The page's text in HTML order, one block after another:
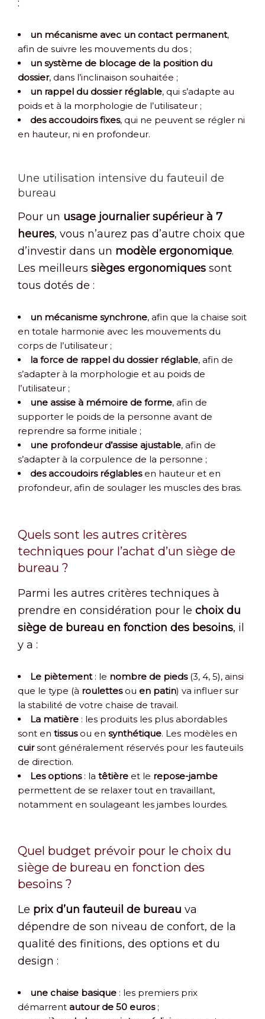
:
un mécanisme avec un contact permanent,
afin de suivre les mouvements du dos ;
un système de blocage de la position du
dossier, dans l’inclinaison souhaitée ;
un rappel du dossier réglable, qui s’adapte au
poids et à la morphologie de l’utilisateur ;
des accoudoirs fixes, qui ne peuvent se régler ni
en hauteur, ni en profondeur.
Une utilisation intensive du fauteuil de
bureau
Pour un usage journalier supérieur à 7
heures, vous n’aurez pas d’autre choix que
d’investir dans un modèle ergonomique.
Les meilleurs sièges ergonomiques sont
tous dotés de :
un mécanisme synchrone, afin que la chaise soit
en totale harmonie avec les mouvements du
corps de l’utilisateur ;
la force de rappel du dossier réglable, afin de
s’adapter à la morphologie et au poids de
l’utilisateur ;
une assise à mémoire de forme, afin de
supporter le poids de la personne avant de
reprendre sa forme initiale ;
une profondeur d’assise ajustable, afin de
s’adapter à la corpulence de la personne ;
des accoudoirs réglablesen hauteur et en
profondeur, afin de soulager les muscles des bras.
Quels sont les autres critères
techniques pour l’achat d’un siège de
bureau ?
Parmi les autres critères techniques à
prendre en considération pour le choix du
siège de bureau en fonction des besoins, il
y a :
Le piètement: le nombre de pieds (3, 4, 5), ainsi
que le type (à roulettesou en patin) va influer sur
la stabilité de votre chaise de travail.
La matière : les produits les plus abordables
sont en tissusou en synthétique. Les modèles en
cuirsont généralement réservés pour les fauteuils
de direction.
Les options: la têtière et le repose-jambe
permettent de se relaxer tout en travaillant,
notamment en soulageant les jambes lourdes.
Quel budget prévoir pour le choix du
siège de bureau en fonction des
besoins ?
Le prix d’un fauteuil de bureau va
dépendre de son niveau de confort, de la
qualité des finitions, des options et du
design :
une chaise basique : les premiers prix
démarrent autour de 50 euros;